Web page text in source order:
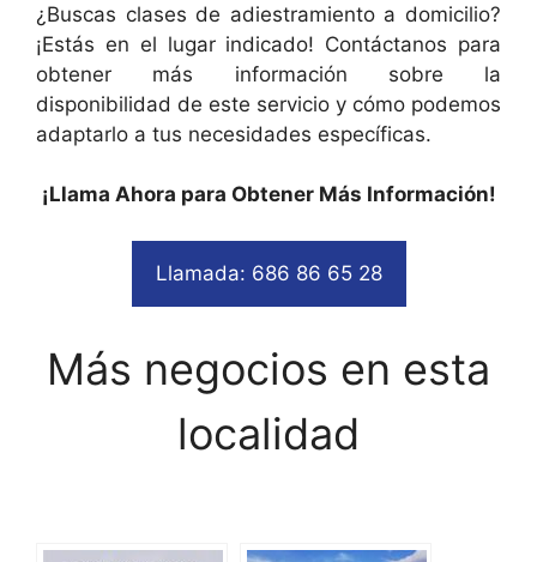
¿Buscas clases de adiestramiento a domicilio?
¡Estás en el lugar indicado! Contáctanos para
obtener más información sobre la
disponibilidad de este servicio y cómo podemos
adaptarlo a tus necesidades específicas.
¡Llama Ahora para Obtener Más Información!
Llamada: 686 86 65 28
Más negocios en esta
localidad